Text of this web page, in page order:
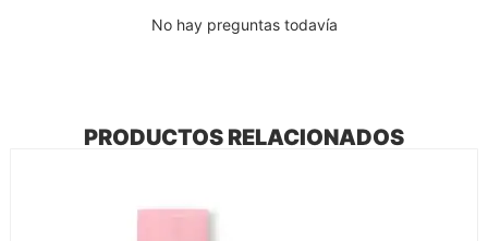
No hay preguntas todavía
PRODUCTOS RELACIONADOS